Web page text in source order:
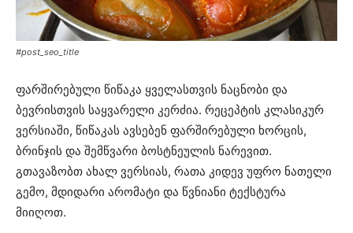
#post_seo_title
ფარშირებული წიწაკა ყველასთვის ნაცნობი და
ბევრისთვის საყვარელი კერძია. რეცეპტის კლასიკურ
ვერსიაში, წიწაკას ავსებენ ფარშირებული ხორცის,
ბრინჯის და შემწვარი ბოსტნეულის ნარევით.
გთავაზობთ ახალ ვერსიას, რათა კიდევ უფრო ნათელი
გემო, მდიდარი არომატი და წვნიანი ტექსტურა
მიიღოთ.